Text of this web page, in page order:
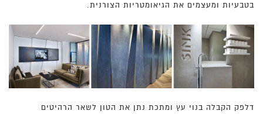
שיקום בטון
רהיטים ומוצרים מיוחדים
דוגמאות
פרויקטים
רשימת פרויקטים
צור קשר
בטבעיות ומעצמים את הגיאומטריות הצורנית.
דלפק הקבלה בנוי עץ ומתכת נתן את הטון לשאר הרהיטים